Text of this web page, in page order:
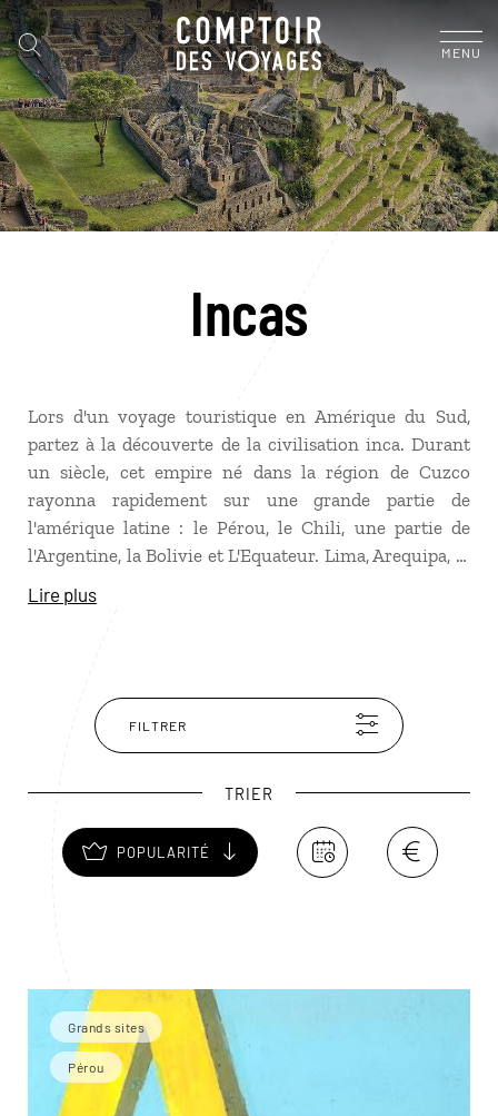
MENU
Incas
Lors d'un voyage touristique en Amérique du Sud,
partez à la découverte de la civilisation inca. Durant
un siècle, cet empire né dans la région de Cuzco
rayonna rapidement sur une grande partie de
l'amérique latine : le Pérou, le Chili, une partie de
l'Argentine, la Bolivie et L'Equateur. Lima, Arequipa, le
Colca, Cuzco et le mystérieux lac Titicaca seront
autant d'étapes incontournables pour admirer les
merveille du monde a été découverte en 1911 par
l’anthropologue américain Hiram Bingham.
Lire plus
FILTRER
TRIER
POPULARITÉ
Grands sites
Pérou